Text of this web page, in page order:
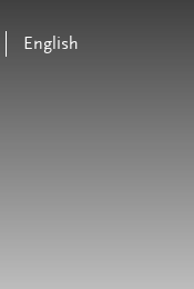
English